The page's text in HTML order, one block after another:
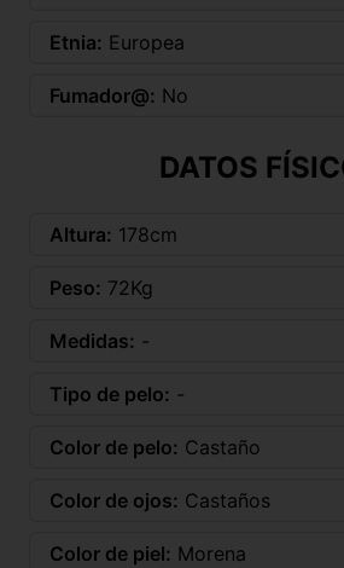
Etnia: Europea
Fumador@: No
DATOS
Altura: 178cm
Peso: 72Kg
Medidas: -
Tipo de pelo: -
Color de pelo: Castaño
Color de ojos: Castaños
Color de piel: Morena